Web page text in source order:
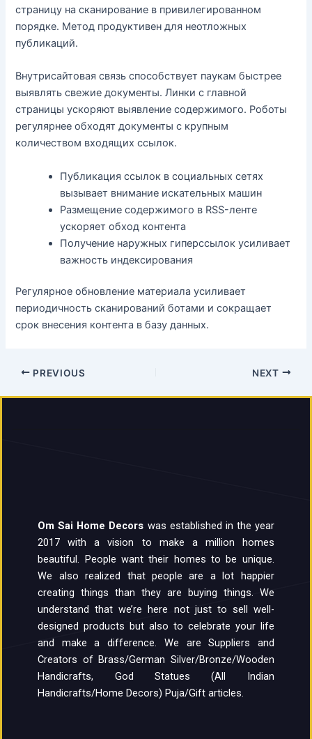
страницу на сканирование в привилегированном
порядке. Метод продуктивен для неотложных
публикаций.
Внутрисайтовая связь способствует паукам быстрее
выявлять свежие документы. Линки с главной
страницы ускоряют выявление содержимого. Роботы
регулярнее обходят документы с крупным
количеством входящих ссылок.
Публикация ссылок в социальных сетях
вызывает внимание искательных машин
Размещение содержимого в RSS-ленте
ускоряет обход контента
Получение наружных гиперссылок усиливает
важность индексирования
Регулярное обновление материала усиливает
периодичность сканирований ботами и сокращает
срок внесения контента в базу данных.
PREVIOUS NEXT
Om Sai Home Decors was established in the year
2017 with a vision to make a million homes
beautiful. People want their homes to be unique.
We also realized that people are a lot happier
creating things than they are buying things. We
understand that we’re here not just to sell well-
designed products but also to celebrate your life
and make a difference. We are Suppliers and
Creators of Brass/German Silver/Bronze/Wooden
Handicrafts, God Statues (All Indian
Handicrafts/Home Decors) Puja/Gift articles.